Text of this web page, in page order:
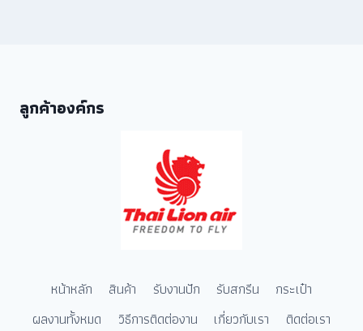
ลูกค้าองค์กร
หน้าหลัก สินค้า รับงานปัก รับสกรีน
กระเป๋า
ผลงานทั้งหมด
วิธีการติดต่องาน เกี่ยวกับเรา ติดต่อเรา